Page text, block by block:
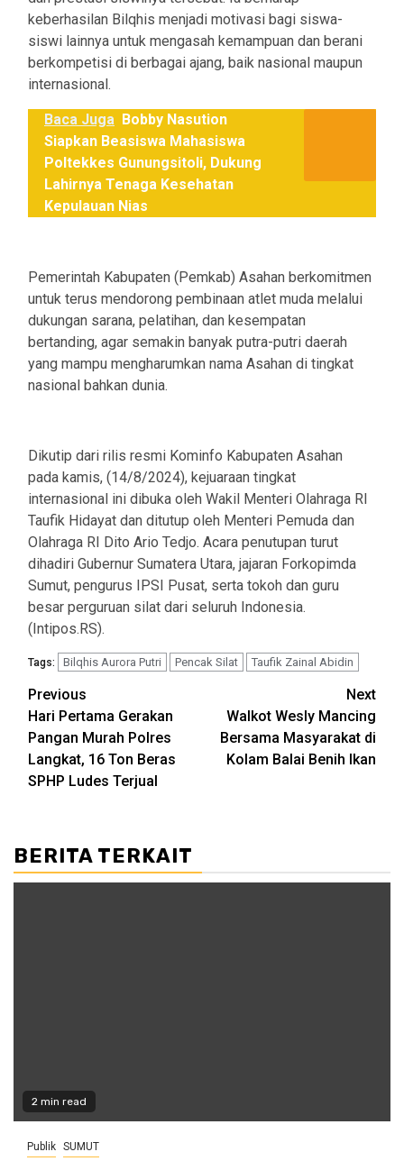
keberhasilan Bilqhis menjadi motivasi bagi siswa-
siswi lainnya untuk mengasah kemampuan dan berani
berkompetisi di berbagai ajang, baik nasional maupun
internasional.
Baca Juga Bobby Nasution
Siapkan Beasiswa Mahasiswa
Poltekkes Gunungsitoli, Dukung
Lahirnya Tenaga Kesehatan
Kepulauan Nias
Pemerintah Kabupaten (Pemkab) Asahan berkomitmen
untuk terus mendorong pembinaan atlet muda melalui
dukungan sarana, pelatihan, dan kesempatan
bertanding, agar semakin banyak putra-putri daerah
yang mampu mengharumkan nama Asahan di tingkat
nasional bahkan dunia.
Dikutip dari rilis resmi Kominfo Kabupaten Asahan
pada kamis, (14/8/2024), kejuaraan tingkat
internasional ini dibuka oleh Wakil Menteri Olahraga RI
Taufik Hidayat dan ditutup oleh Menteri Pemuda dan
Olahraga RI Dito Ario Tedjo. Acara penutupan turut
dihadiri Gubernur Sumatera Utara, jajaran Forkopimda
Sumut, pengurus IPSI Pusat, serta tokoh dan guru
besar perguruan silat dari seluruh Indonesia.
(Intipos.RS).
Tags: Bilqhis Aurora Putri Pencak Silat Taufik Zainal Abidin
Post
navigation
Previous
Hari Pertama Gerakan
Pangan Murah Polres
Langkat, 16 Ton Beras
SPHP Ludes Terjual
Next
Walkot Wesly Mancing
Bersama Masyarakat di
Kolam Balai Benih Ikan
BERITA TERKAIT
2 min read
Publik SUMUT